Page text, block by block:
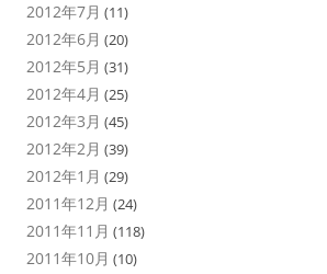
2012年7月 (11)
2012年6月 (20)
2012年5月 (31)
2012年4月 (25)
2012年3月 (45)
2012年2月 (39)
2012年1月 (29)
2011年12月 (24)
2011年11月 (118)
2011年10月 (10)